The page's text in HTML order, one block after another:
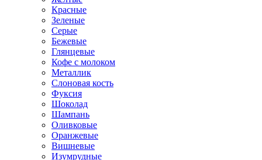
Красные
Зеленые
Серые
Бежевые
Глянцевые
Кофе с молоком
Металлик
Слоновая кость
Фуксия
Шоколад
Шампань
Оливковые
Оранжевые
Вишневые
Изумрудные